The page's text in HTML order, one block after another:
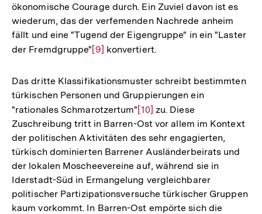
ökonomische Courage durch. Ein Zuviel davon ist es
wiederum, das der verfemenden Nachrede anheim
fällt und eine "Tugend der Eigengruppe" in ein "Laster
der Fremdgruppe"Zur
der
Fußnote
[9] konvertiert.
Das dritte Klassifikationsmuster schreibt bestimmten
türkischen Personen und Gruppierungen ein
"rationales Schmarotzertum"Zur
Auflösung
der
Fußnote
[10] zu. Diese
Zuschreibung tritt in Barren-Ost vor allem im Kontext
der politischen Aktivitäten des sehr engagierten,
türkisch dominierten Barrener Ausländerbeirats und
der lokalen Moscheevereine auf, während sie in
Iderstadt-Süd in Ermangelung vergleichbarer
politischer Partizipationsversuche türkischer Gruppen
kaum vorkommt. In Barren-Ost empörte sich die